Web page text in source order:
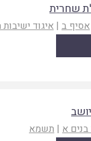
שחרית
אסיף ב | איגוד
בנים א | תשמא